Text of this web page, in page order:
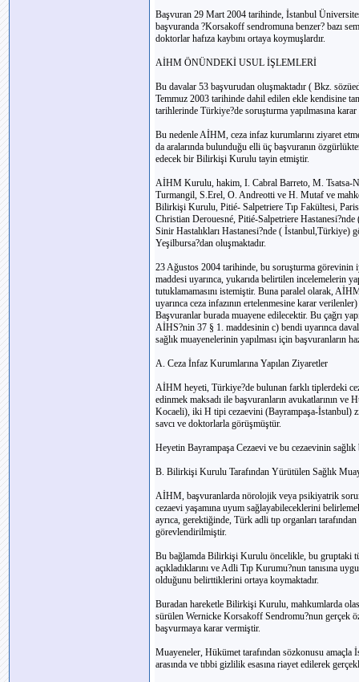
Başvuran 29 Mart 2004 tarihinde, İstanbul
başvuranda ?Korsakoff sendromuna benzer? bazı
doktorlar hafıza kaybını ortaya koymuşlardır.
AİHM ÖNÜNDEKİ USUL İŞLEMLERİ
Bu davalar 53 başvurudan oluşmaktadır ( Bkz.
Temmuz 2003 tarihinde dahil edilen ekle kendisine
tarihlerinde Türkiye?de soruşturma yapılmasına
Bu nedenle AİHM, ceza infaz kurumlarını ziyaret
da aralarında bulunduğu elli üç başvuranın
edecek bir Bilirkişi Kurulu tayin etmiştir.
AİHM Kurulu, hakim, I. Cabral Barreto, M. Tsatsa-
Turmangil, S.Erel, O. Andreotti ve H. Mutaf ve
Bilirkişi Kurulu, Pitié- Salpetriere Tıp Fakültesi,
Christian Derouesné, Pitié-Salpetriere
Sinir Hastalıkları Hastanesi?nde ( İstanbul,Türkiye)
Yeşilbursa?dan oluşmaktadır.
23 Ağustos 2004 tarihinde, bu soruşturma görevinin
maddesi uyarınca, yukarıda belirtilen incelemelerin
tutuklamamasını istemiştir. Buna paralel olarak,
uyarınca ceza infazının ertelenmesine karar
Başvuranlar burada muayene edilecektir. Bu çağrı
AİHS?nin 37 § 1. maddesinin c) bendi uyarınca
sağlık muayenelerinin yapılması için başvuranların
A. Ceza İnfaz Kurumlarına Yapılan Ziyaretler
AİHM heyeti, Türkiye?de bulunan farklı tiplerdeki
edinmek maksadı ile başvuranların avukatlarının
Kocaeli), iki H tipi cezaevini (Bayrampaşa-İstanbul)
savcı ve doktorlarla görüşmüştür.
Heyetin Bayrampaşa Cezaevi ve bu cezaevinin
B. Bilirkişi Kurulu Tarafından Yürütülen Sağlık
AİHM, başvuranlarda nörolojik veya psikiyatrik
cezaevi yaşamına uyum sağlayabileceklerini
ayrıca, gerektiğinde, Türk adli tıp organları
görevlendirilmiştir.
Bu bağlamda Bilirkişi Kurulu öncelikle, bu gruptaki
açıkladıklarını ve Adli Tıp Kurumu?nun tanısına
olduğunu belirttiklerini ortaya koymaktadır.
Buradan hareketle Bilirkişi Kurulu, mahkumlarda
sürülen Wernicke Korsakoff Sendromu?nun gerçek
başvurmaya karar vermiştir.
Muayeneler, Hükümet tarafından sözkonusu
arasında ve tıbbi gizlilik esasına riayet edilerek